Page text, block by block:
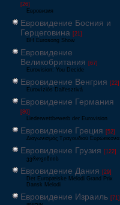
[26]
Евровизия
Евровидение Босния и
Герцеговина [21]
BH Eurosong Show
Евровидение
Великобритания [67]
Eurovision: You Decide
Евровидение Венгрия [22]
Eurovíziós Dalfesztivá
Евровидение Германия
[80]
Liederwettbewerb der Eurovision
Евровидение Греция [52]
Διαγωνισμός Τραγουδιού Ευρώεικονα
Евровидение Грузия [122]
ევროვიზიის
Евровидение Дания [29]
Det Europæiske Melodi Grand Prix
Dansk Melodi
Евровидение Израиль [71]